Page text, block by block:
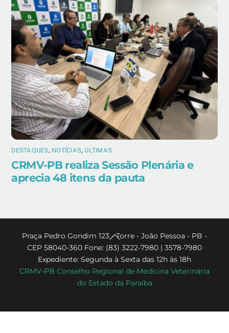
DESTAQUES, NOTÍCIAS, ÚLTIMAS
CRMV-PB realiza Sessão Plenária e
aprecia 48 itens da pauta
Back
To
Top
Praça Pedro Gondim 123 - Torre - João Pessoa - PB -
CEP 58040-360 Fone: (83) 3222-7980 | 3578-7980
Expediente: Segunda à Sexta das 12h às 18h
CRMV-PB Conselho Regional de Medicina Veterinária
do Estado da Paraíba